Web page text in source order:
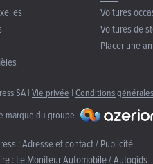
Voitures
Voitures de
Placer une
SA | Vie privée | Conditions générales
marque du groupe
:Adresse et contact / Publicité
:Le Moniteur Automobile / Autogids